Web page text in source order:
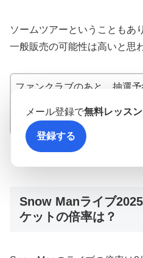
ソームツアーということもあ
一般販売の可能性は高いと思
ファンクラブのあと、抽選
ましょう！
Snow Manライブ
ケットの倍率は？
メール登録で無料レッスン
登録する